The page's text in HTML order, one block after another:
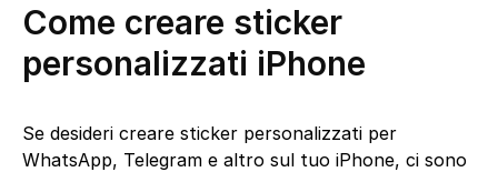
Come creare sticker
personalizzati iPhone
Se desideri creare sticker personalizzati per
WhatsApp, Telegram e altro sul tuo iPhone, ci sono